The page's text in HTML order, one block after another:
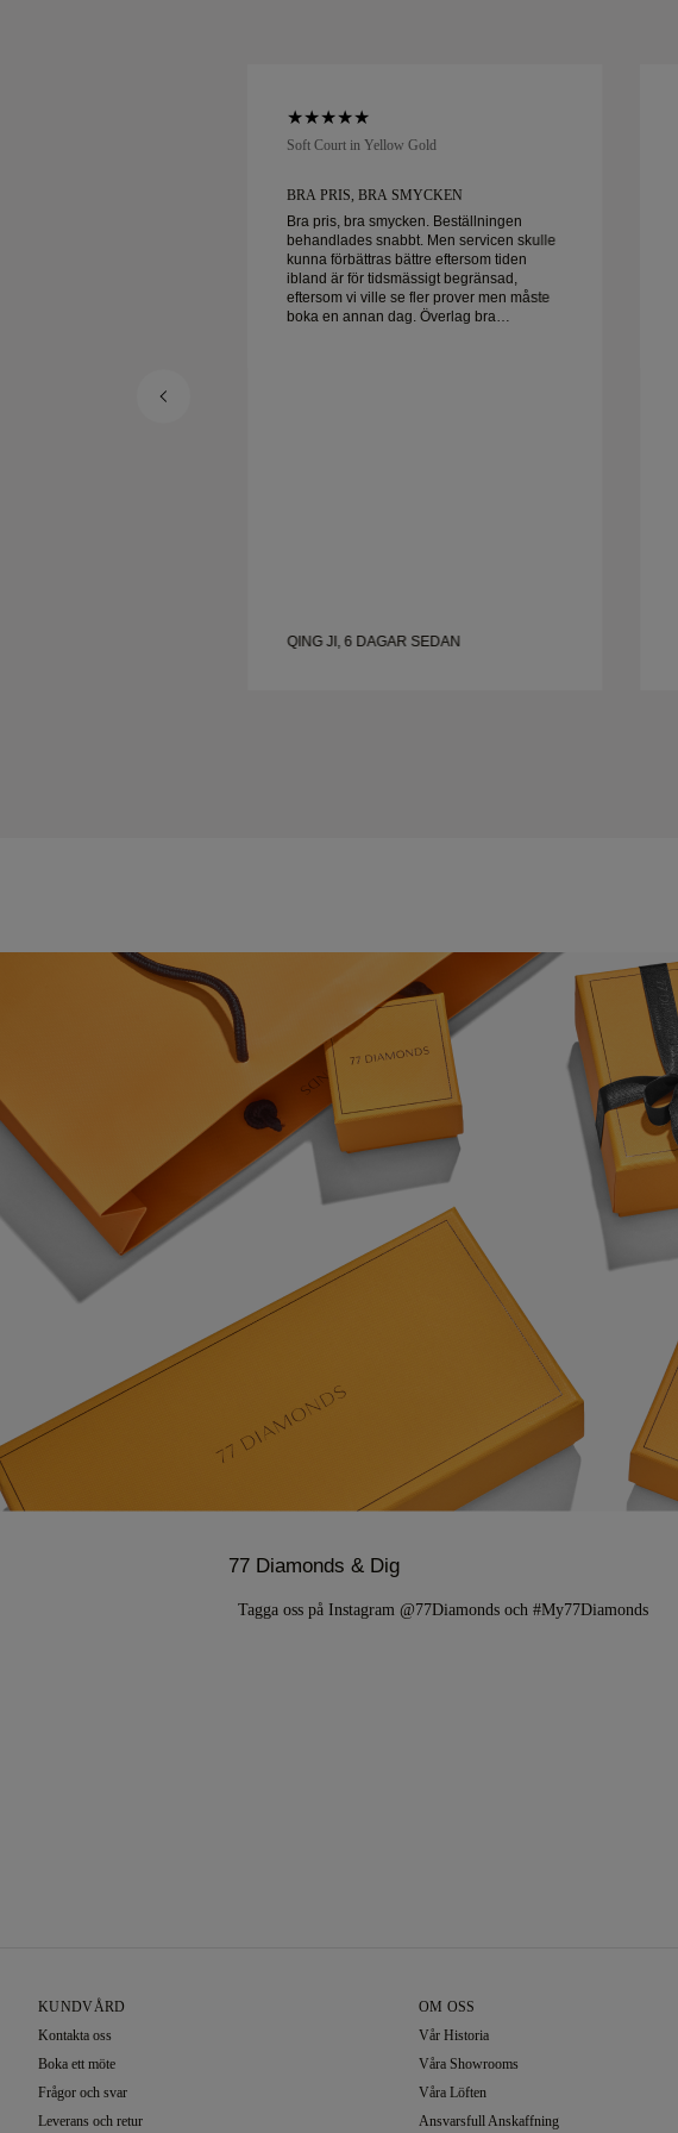
Soft Court in Yellow Gold
BRA PRIS, BRA SMYCKEN
Bra pris, bra smycken. Beställningen
behandlades snabbt. Men servicen skulle
kunna förbättras bättre eftersom tiden
ibland är för tidsmässigt begränsad,
eftersom vi ville se fler prover men måste
boka en annan dag. Överlag bra
QING JI, 6 DAGAR SEDAN
77 Diamonds & Dig
Tagga oss på Instagram @77Diamonds och #My77Diamonds
KUNDVÅRD
Kontakta oss
Boka ett möte
Frågor och svar
Leverans och retur
OM OSS
Vår Historia
Våra Showrooms
Våra Löften
Ansvarsfull Anskaffning